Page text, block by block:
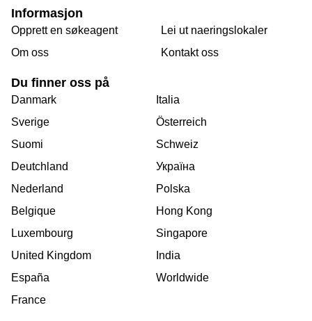
Informasjon
Opprett en søkeagent
Om oss
Lei ut naeringslokaler
Kontakt oss
Du finner oss på
Danmark
Sverige
Suomi
Deutchland
Nederland
Belgique
Luxembourg
United Kingdom
España
France
Italia
Österreich
Schweiz
Україна
Polska
Hong Kong
Singapore
India
Worldwide